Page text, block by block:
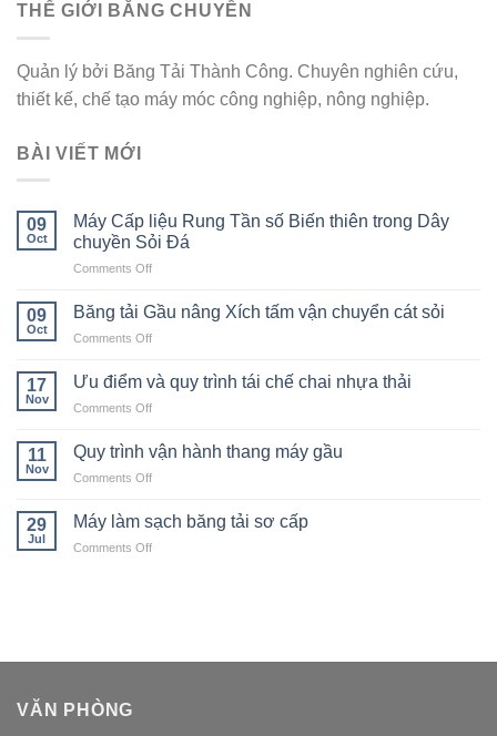
THẾ GIỚI BĂNG CHUYỀN
Quản lý bởi Băng Tải Thành Công. Chuyên nghiên cứu,
thiết kế, chế tạo máy móc công nghiệp, nông nghiệp.
BÀI VIẾT MỚI
09
Oct
Máy Cấp liệu Rung Tần số Biến thiên trong Dây
chuyền Sỏi Đá
Comments Offon
Cấp
số
Dây
chuyền
09
Oct
Băng tải Gầu nâng Xích tấm vận chuyển cát sỏi
Comments Offon
tải
tấm
sỏi
17
Nov
Ưu điểm và quy trình tái chế chai nhựa thải
Comments Offon
điểm
và
tái
11
Nov
Quy trình vận hành thang máy gầu
Comments Offon
trình
vận
29
Jul
Máy làm sạch băng tải sơ cấp
Comments Offon
sơ
VĂN PHÒNG